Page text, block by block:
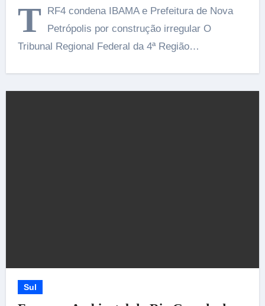
T
RF4 condena IBAMA e Prefeitura de Nova
Petrópolis por construção irregular O
Tribunal Regional Federal da 4ª Região…
Sul